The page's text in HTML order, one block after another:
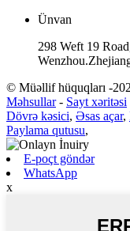
Ünvan
298 Weft 19
© Müəllif hüquqları -
Məhsullar- Sayt xəritəsi
Dövrə kəsici, Əsas açar,
Paylama qutusu,
E-poçt göndər
WhatsApp
x